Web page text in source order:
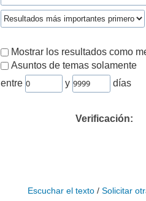
Mostrar los resultados como
Asuntos de temas solamente
entre y días
Verificación:
Escuchar el texto/ Solicitar